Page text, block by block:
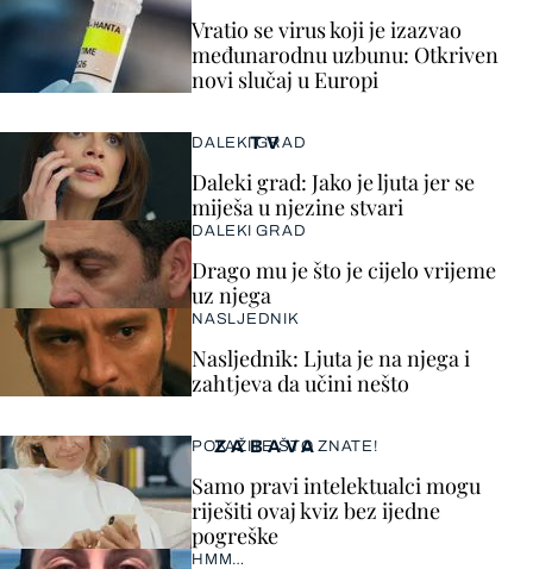
Vratio se virus koji je izazvao
međunarodnu uzbunu: Otkriven
novi slučaj u Europi
ZABAVA
POKAŽITE ŠTO ZNATE!
Samo pravi intelektualci mogu
riješiti ovaj kviz bez ijedne
pogreške
HMM…
TV
DALEKI GRAD
Daleki grad: Jako je ljuta jer se
miješa u njezine stvari
DALEKI GRAD
Drago mu je što je cijelo vrijeme
uz njega
NASLJEDNIK
Nasljednik: Ljuta je na njega i
zahtjeva da učini nešto